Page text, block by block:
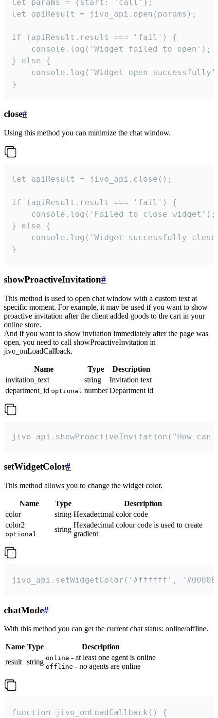
let params = {start: 'call'};
let apiResult = jivo_api.open(params);
if (apiResult.result === 'fail') {
    console.log('Widget failed to open');
} else {
console.log('Widget open
}
close#
Using this method you can minimize the chat window.
let apiResult = jivo_api.close();
if (apiResult.result === 'fail') {
    console.log('Failed to close widget');
} else {
console.log('Widget successfully
}
showProactiveInvitation#
This method is used to open chat window with a custom text at
specific moment. For example, it may be used if you want to show
proactive invitation after the client added goods to the cart in your
online store.
And if you want to show invitation immediately after the page was
open, you need to call showProactiveInvitation in
jivo_onLoadCallback.
Name Type
Description
invitation_text
string
Invitation text
department_id optional number Department id
jivo_api.showProactiveInvitation("How
setWidgetColor#
This method allows you to change the widget color.
Name Type
Description
color
string Hexadecimal color code
color2
optional
string
Hexadecimal colour code is used to create
gradient
jivo_api.setWidgetColor('#ffffff',
chatMode#
With this method you can get the current chat status: online/offline.
Name Type
Description
result string online - at least one agent is online
offline - no agents are online
function jivo_onLoadCallback() {